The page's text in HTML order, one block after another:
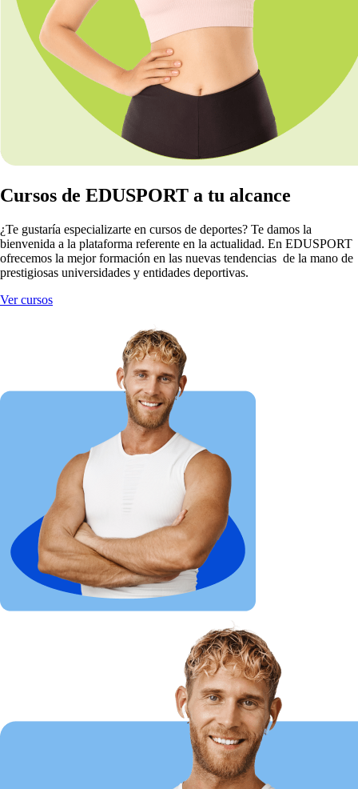
Cursos de EDUSPORT a tu alcance
¿Te gustaría especializarte en cursos de deportes? Te damos la
bienvenida a la plataforma referente en la actualidad. En EDUSPORT
ofrecemos la mejor formación en las nuevas tendencias de la mano de
prestigiosas universidades y entidades deportivas.
Ver cursos